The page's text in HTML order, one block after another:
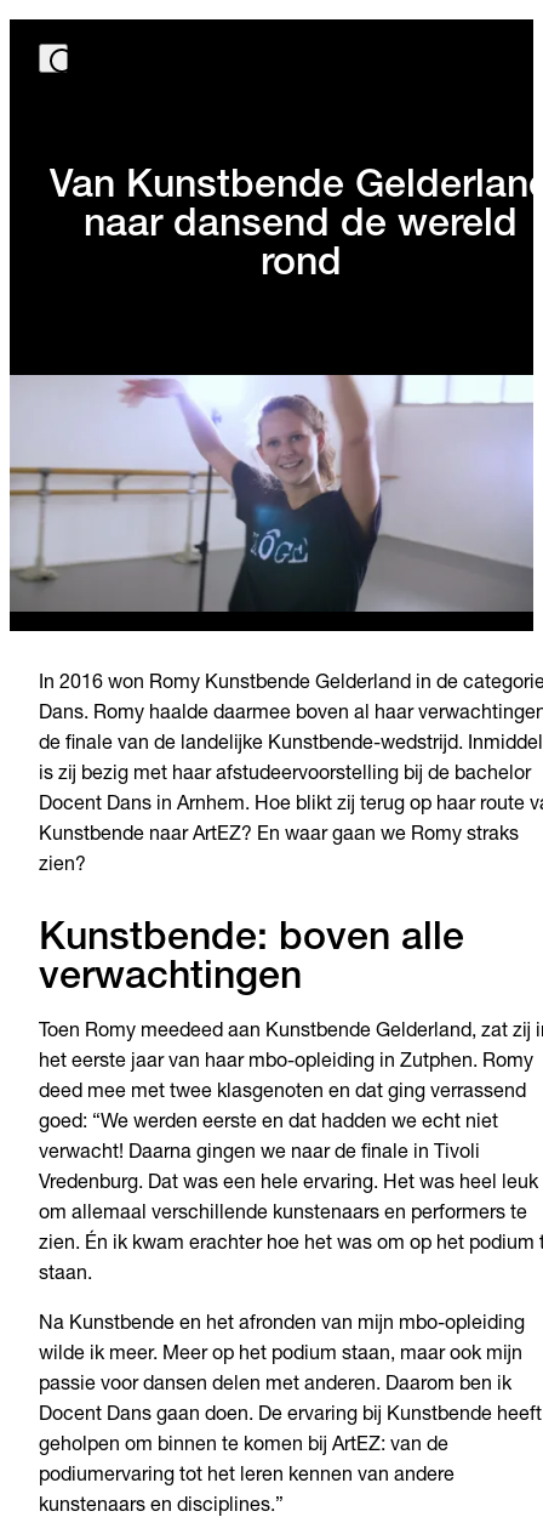
Van Kunstbende
naar dansend de wereld
rond
In 2016 won Romy Kunstbende Gelderland in de
Dans. Romy haalde daarmee boven al haar
de finale van de landelijke Kunstbende-wedstrijd.
is zij bezig met haar afstudeervoorstelling bij de bachelor
Docent Dans in Arnhem. Hoe blikt zij terug op haar route
Kunstbende naar ArtEZ? En waar gaan we Romy straks
zien?
Kunstbende: boven alle
verwachtingen
Toen Romy meedeed aan Kunstbende Gelderland, zat zij
het eerste jaar van haar mbo-opleiding in Zutphen. Romy
deed mee met twee klasgenoten en dat ging verrassend
goed: “We werden eerste en dat hadden we echt niet
verwacht! Daarna gingen we naar de finale in Tivoli
Vredenburg. Dat was een hele ervaring. Het was heel leuk
om allemaal verschillende kunstenaars en performers te
zien. Én ik kwam erachter hoe het was om op het podium
staan.
Na Kunstbende en het afronden van mijn mbo-opleiding
wilde ik meer. Meer op het podium staan, maar ook mijn
passie voor dansen delen met anderen. Daarom ben ik
Docent Dans gaan doen. De ervaring bij Kunstbende heeft
geholpen om binnen te komen bij ArtEZ: van de
podiumervaring tot het leren kennen van andere
kunstenaars en disciplines.”